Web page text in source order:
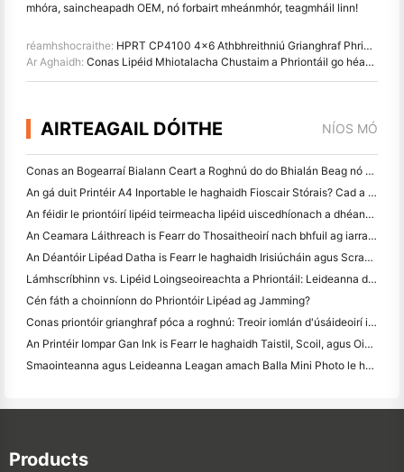
mhóra, saincheapadh OEM, nó forbairt mheánmhór, teagmháil linn!
réamhshocraithe: HPRT CP4100 4x6 Athbhreithniú Grianghraf Phrintéara: Faisnéis Gairmiúil
Ar Aghaidh: Conas Lipéid Mhiotalacha Chustaim a Phriontáil go héasca agus ar phraghas réasúnta
AIRTEAGAIL DÓITHE NÍOS MÓ
Conas an Bogearraí Bialann Ceart a Roghnú do do Bhialán Beag nó Meánmhéide
An gá duit Printéir A4 Inportable le haghaidh Fioscair Stórais? Cad a Oibríonn i ndáiríre
An féidir le priontóirí lipéid teirmeacha lipéid uiscedhíonach a dhéanamh do tháirgí gnó beag?
An Ceamara Láithreach is Fearr do Thosaitheoirí nach bhfuil ag iarraidh páipéar a chaitheamh
An Déantóir Lipéad Datha is Fearr le haghaidh Irisiúcháin agus Scrapbooking: Cuir Tuilleadh Datha le Gach Leathanach
Lámhscríbhinn vs. Lipéid Loingseoireachta a Phriontáil: Leideanna do Ghnólachtaí Beaga in 2026
Cén fáth a choinníonn do Phriontóir Lipéad ag Jamming?
Conas priontóir grianghraf póca a roghnú: Treoir iomlán d'úsáideoirí iris, taistil agus iPhone
An Printéir Iompar Gan Ink is Fearr le haghaidh Taistil, Scoil, agus Oibre Soghluaiste: Athbhreithniú Hanin MT620 Pro
Smaointeanna agus Leideanna Leagan amach Balla Mini Photo le haghaidh maisiú seomra leapa agus dormitory
Products